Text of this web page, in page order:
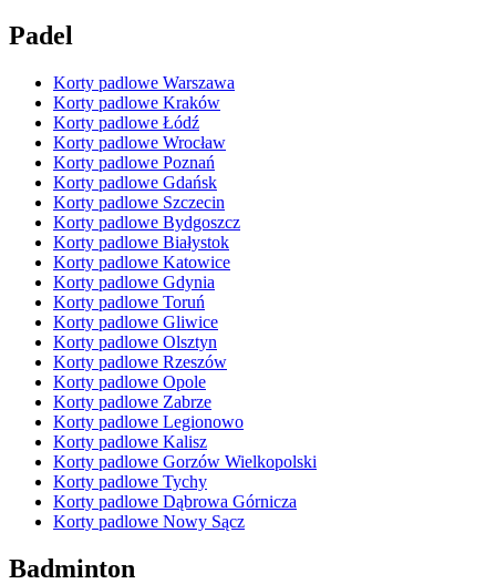
Padel
Korty padlowe Warszawa
Korty padlowe Kraków
Korty padlowe Łódź
Korty padlowe Wrocław
Korty padlowe Poznań
Korty padlowe Gdańsk
Korty padlowe Szczecin
Korty padlowe Bydgoszcz
Korty padlowe Białystok
Korty padlowe Katowice
Korty padlowe Gdynia
Korty padlowe Toruń
Korty padlowe Gliwice
Korty padlowe Olsztyn
Korty padlowe Rzeszów
Korty padlowe Opole
Korty padlowe Zabrze
Korty padlowe Legionowo
Korty padlowe Kalisz
Korty padlowe Gorzów Wielkopolski
Korty padlowe Tychy
Korty padlowe Dąbrowa Górnicza
Korty padlowe Nowy Sącz
Badminton